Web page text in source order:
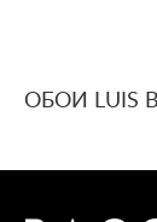
ОБОИ LUIS